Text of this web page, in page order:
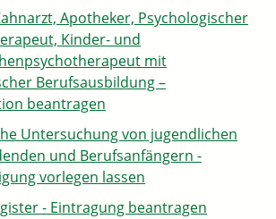
Apotheker, Psychologischer
Kinder- und
mit
Berufsausbildung –
beantragen
Untersuchung von jugendlichen
und Berufsanfängern -
vorlegen lassen
- Eintragung beantragen